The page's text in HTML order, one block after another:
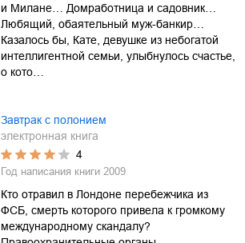
и Милане… Домработница и садовник…
Любящий, обаятельный муж-банкир…
Казалось бы, Кате, девушке из небогатой
интеллигентной семьи, улыбнулось счастье,
о кото…
Завтрак с полонием
электронная книга
4
Год написания книги 2009
Кто отравил в Лондоне перебежчика из
ФСБ, смерть которого привела к громкому
международному скандалу?